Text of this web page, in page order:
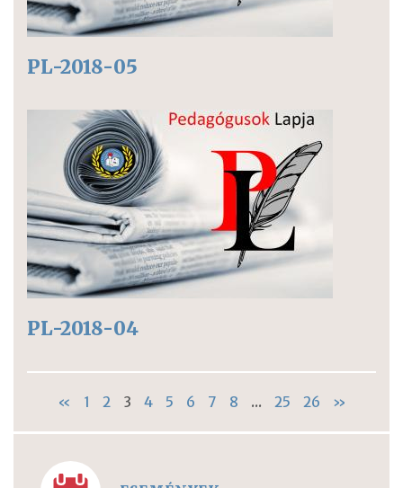
PL-2018-05
PL-2018-04
« 1 2 3 4 5 6 7 8 ... 25 26 »